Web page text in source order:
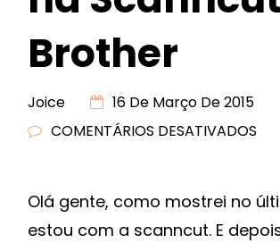
Brother
Joice
16 De Março De 2015
COMENTÁRIOS DESATIVADOS
NA
Olá gente, como mostrei no
estou com a scanncut. E